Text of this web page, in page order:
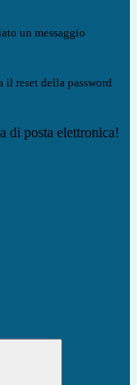
un messaggio
il reset della password
di posta elettronica!